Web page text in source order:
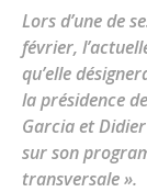
Lors d’une de
février,
qu’elle
la présidence
Garcia et
sur son
transversale ».